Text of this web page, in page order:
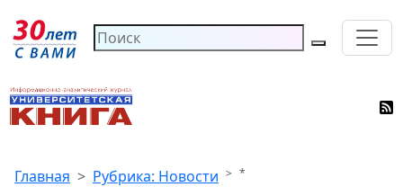
Главная Рубрика: Новости *